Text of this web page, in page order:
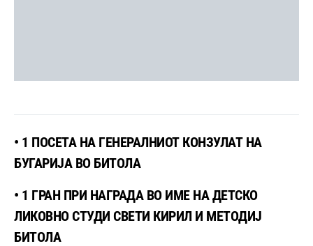
• 1 ПОСЕТА НА ГЕНЕРАЛНИОТ КОНЗУЛАТ НА
БУГАРИЈА ВО БИТОЛА
• 1 ГРАН ПРИ НАГРАДА ВО ИМЕ НА ДЕТСКО
ЛИКОВНО СТУДИ СВЕТИ КИРИЛ И МЕТОДИЈ
БИТОЛА